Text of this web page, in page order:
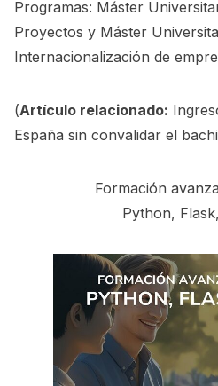
Programas: Máster
Proyectos y Máster
Internacionalización de
(Artículo relacionado:
España sin convalidar el
Formación
Python,